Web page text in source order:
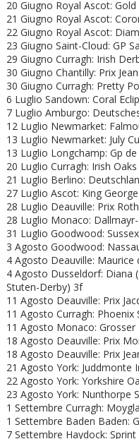
20 Giugno Royal Ascot: Gold
21 Giugno Royal Ascot:
22 Giugno Royal Ascot:
23 Giugno Saint-Cloud: GP
29 Giugno Curragh: Irish
30 Giugno Chantilly: Prix
30 Giugno Curragh: Pretty
6 Luglio Sandown: Coral
7 Luglio Amburgo:
12 Luglio Newmarket:
13 Luglio Newmarket: July
13 Luglio Longchamp: Gp de
20 Luglio Curragh: Irish
21 Luglio Berlino:
27 Luglio Ascot: King
28 Luglio Deauville: Prix
28 Luglio Monaco:
31 Luglio Goodwood:
3 Agosto Goodwood:
4 Agosto Deauville: Maurice
4 Agosto Dusseldorf: Diana
Stuten-Derby) 3f
11 Agosto Deauville: Prix
11 Agosto Curragh: Phoenix
11 Agosto Monaco: Grosser
18 Agosto Deauville: Prix
18 Agosto Deauville: Prix
21 Agosto York: Juddmonte
22 Agosto York: Yorkshire
23 Agosto York: Nunthorpe
1 Settembre Curragh:
1 Settembre Baden Baden:
7 Settembre Haydock: Sprint